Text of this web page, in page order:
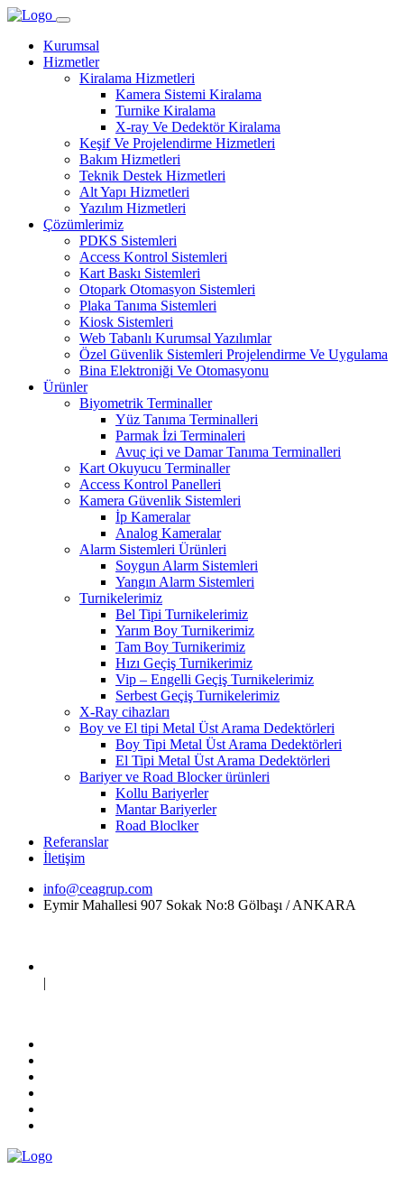
Kurumsal
Hizmetler
Kiralama Hizmetleri
Kamera Sistemi Kiralama
Turnike Kiralama
X-ray Ve Dedektör Kiralama
Keşif Ve Projelendirme Hizmetleri
Bakım Hizmetleri
Teknik Destek Hizmetleri
Alt Yapı Hizmetleri
Yazılım Hizmetleri
Çözümlerimiz
PDKS Sistemleri
Access Kontrol Sistemleri
Kart Baskı Sistemleri
Otopark Otomasyon Sistemleri
Plaka Tanıma Sistemleri
Kiosk Sistemleri
Web Tabanlı Kurumsal Yazılımlar
Özel Güvenlik Sistemleri Projelendirme Ve Uygulama
Bina Elektroniği Ve Otomasyonu
Ürünler
Biyometrik Terminaller
Yüz Tanıma Terminalleri
Parmak İzi Terminaleri
Avuç içi ve Damar Tanıma Terminalleri
Kart Okuyucu Terminaller
Access Kontrol Panelleri
Kamera Güvenlik Sistemleri
İp Kameralar
Analog Kameralar
Alarm Sistemleri Ürünleri
Soygun Alarm Sistemleri
Yangın Alarm Sistemleri
Turnikelerimiz
Bel Tipi Turnikelerimiz
Yarım Boy Turnikerimiz
Tam Boy Turnikerimiz
Hızı Geçiş Turnikerimiz
Vip – Engelli Geçiş Turnikelerimiz
Serbest Geçiş Turnikelerimiz
X-Ray cihazları
Boy ve El tipi Metal Üst Arama Dedektörleri
Boy Tipi Metal Üst Arama Dedektörleri
El Tipi Metal Üst Arama Dedektörleri
Bariyer ve Road Blocker ürünleri
Kollu Bariyerler
Mantar Bariyerler
Road Bloclker
Referanslar
İletişim
info@ceagrup.com
Eymir Mahallesi 907 Sokak No:8 Gölbaşı / ANKARA
|